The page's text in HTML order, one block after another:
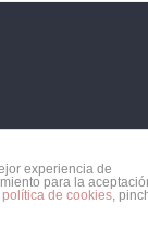
experiencia de
para la
política de cookies,